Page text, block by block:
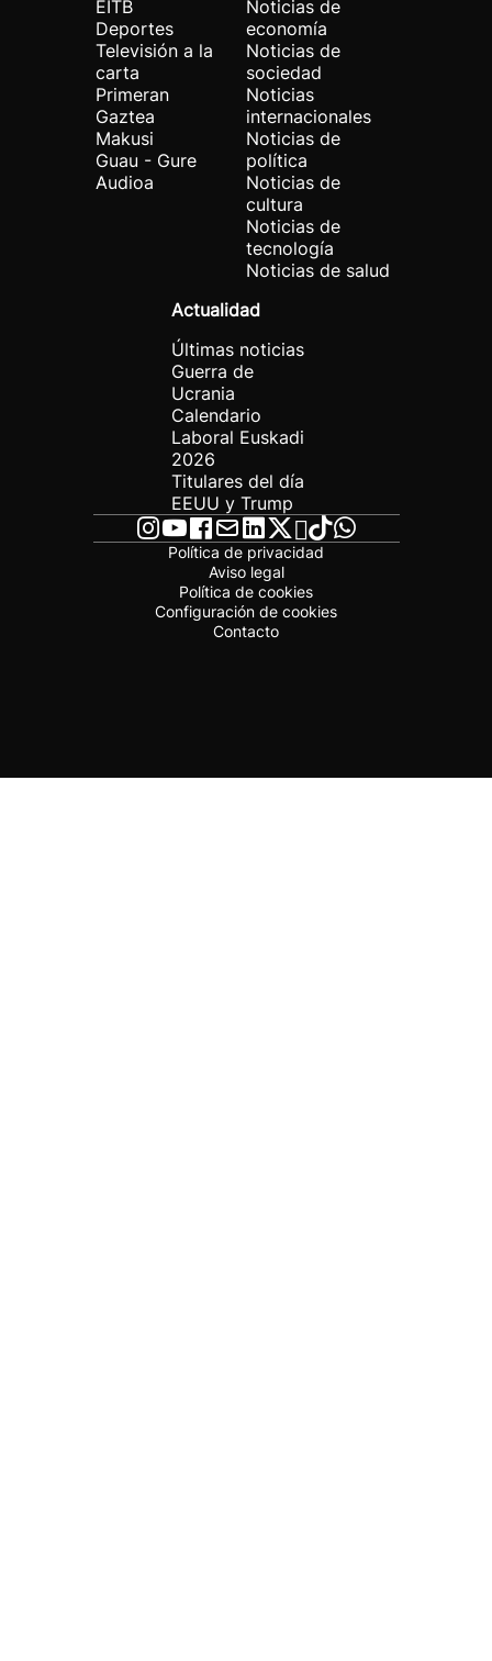
EITB
Deportes
Televisión a la
carta
Primeran
Gaztea
Makusi
Guau - Gure
Audioa
Noticias de
economía
Noticias de
sociedad
Noticias
internacionales
Noticias de
política
Noticias de
cultura
Noticias de
tecnología
Noticias de salud
Actualidad
Últimas noticias
Guerra de
Ucrania
Calendario
Laboral Euskadi
2026
Titulares del día
EEUU y Trump
Política de privacidad
Aviso legal
Política de cookies
Configuración de cookies
Contacto